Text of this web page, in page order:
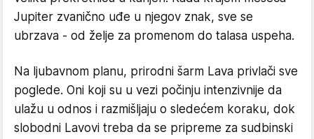
Jupiter zvanično uđe u njegov znak, sve se
ubrzava - od želje za promenom do talasa uspeha.
Na ljubavnom planu, prirodni šarm Lava privlači sve
poglede. Oni koji su u vezi počinju intenzivnije da
ulažu u odnos i razmišljaju o sledećem koraku, dok
slobodni Lavovi treba da se pripreme za sudbinski